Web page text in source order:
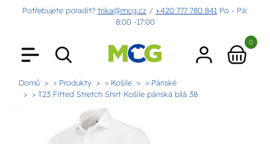
Potřebujete poradit? trika@mcg.cz / +420 777 780 841 Po - Pá:
8:00 -17:00
0
Domů > Produkty > Košile
> Pánské
> T23 Fitted Stretch Shirt Košile pánská bílá 38